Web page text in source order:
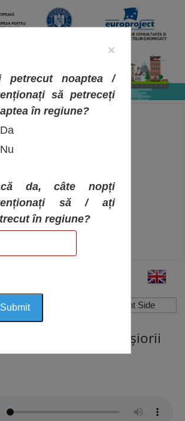
Side Show/Hide Right Side
de Istorie, Roșiorii
×
petrecut noaptea /
să petreceți
în regiune?
Da
Nu
da, câte nopți
să / ați
în regiune?